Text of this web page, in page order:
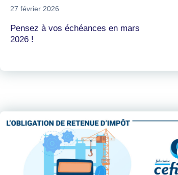
27 février 2026
Pensez à vos échéances en mars
2026 !